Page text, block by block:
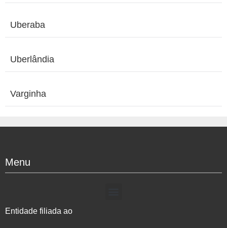
Uberaba
Uberlândia
Varginha
Menu
Entidade filiada ao